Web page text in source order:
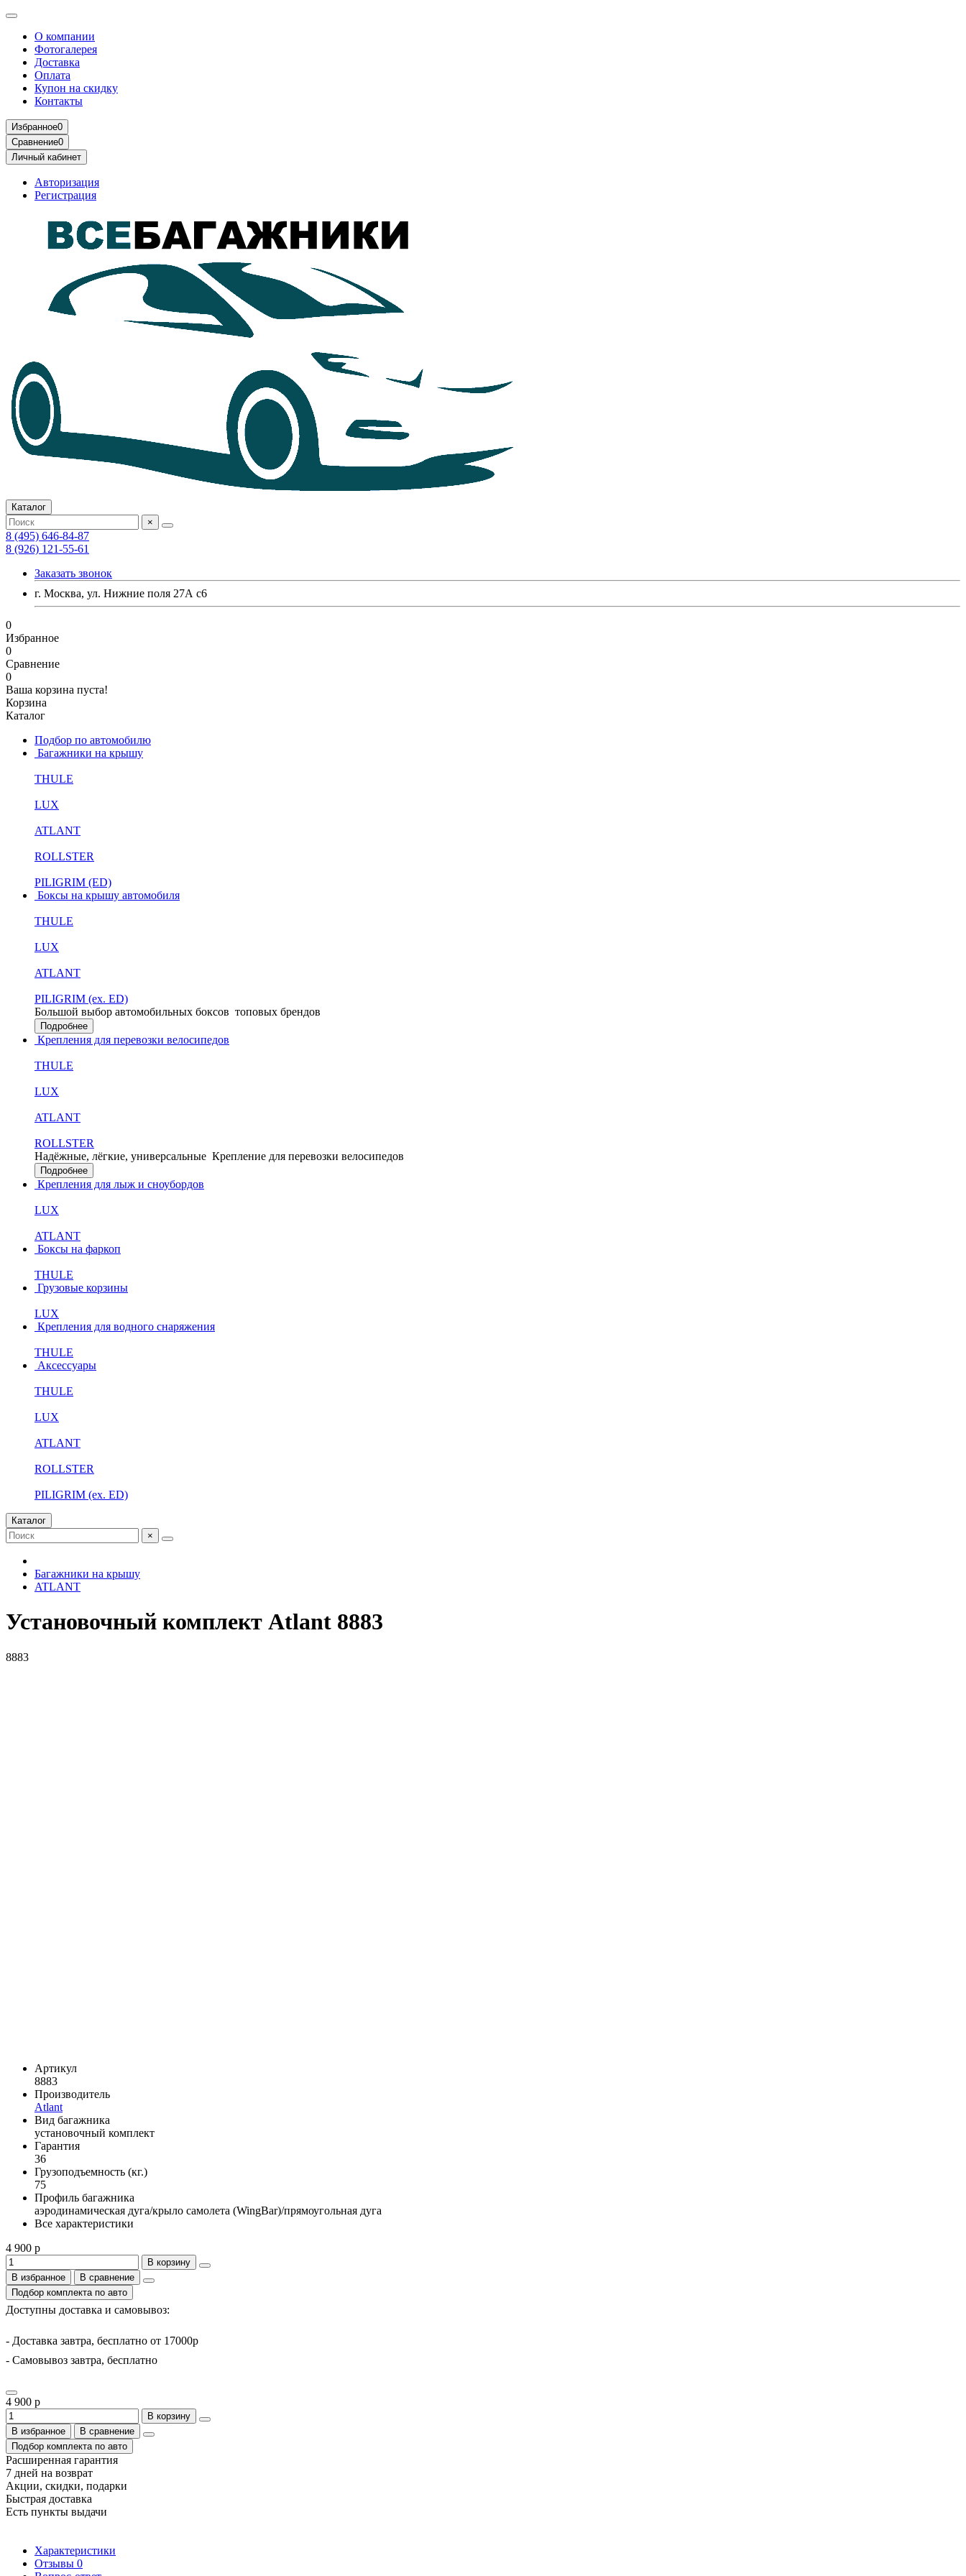
О компании
Фотогалерея
Доставка
Оплата
Купон на скидку
Контакты
Избранное0
Сравнение0
Личный кабинет
Авторизация
Регистрация
Каталог
×
8 (495) 646-84-87
8 (926) 121-55-61
Заказать звонок
г. Москва, ул. Нижние поля 27А с6
0
Избранное
0
Сравнение
0
Ваша корзина пуста!
Корзина
Каталог
Подбор по автомобилю
Багажники на крышу
THULE
LUX
ATLANT
ROLLSTER
PILIGRIM (ED)
Боксы на крышу автомобиля
THULE
LUX
ATLANT
PILIGRIM (ex. ED)
Большой выбор автомобильных боксов топовых брендов
Подробнее
Крепления для перевозки велосипедов
THULE
LUX
ATLANT
ROLLSTER
Надёжные, лёгкие, универсальные Крепление для перевозки велосипедов
Подробнее
Крепления для лыж и сноубордов
LUX
ATLANT
Боксы на фаркоп
THULE
Грузовые корзины
LUX
Крепления для водного снаряжения
THULE
Аксессуары
THULE
LUX
ATLANT
ROLLSTER
PILIGRIM (ex. ED)
Каталог
×
Багажники на крышу
ATLANT
Установочный комплект Atlant 8883
8883
Артикул
8883
Производитель
Atlant
Вид багажника
установочный комплект
Гарантия
36
Грузоподъемность (кг.)
75
Профиль багажника
аэродинамическая дуга/крыло самолета (WingBar)/прямоугольная дуга
Все характеристики
4 900 р
В корзину
В избранное
В сравнение
Подбор комплекта по авто
Доступны доставка и самовывоз:
- Доставка завтра, бесплатно от 17000р
- Самовывоз завтра, бесплатно
4 900 р
В корзину
В избранное
В сравнение
Подбор комплекта по авто
Расширенная гарантия
7 дней на возврат
Акции, скидки, подарки
Быстрая доставка
Есть пункты выдачи
Характеристики
Отзывы 0